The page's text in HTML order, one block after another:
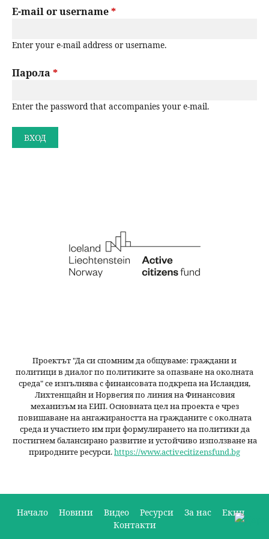
н
ю
с
е
н
r
m
a
y
E-mail or username*
Enter your e-mail address or username.
Парола *
Enter the password that accompanies your e-mail.
Проектът "Да си спомним даобщуваме: граждани и
политици в диалог по политиките за опазване на околната
среда" се изпълнява с финансовата подкрепа на Исландия,
Лихтенщайн и Норвегия по линия на Финансовия
механизъм на ЕИП. Основната цел на проекта е чрез
повишаване на ангажираността на гражданите с околната
среда и участието им при формулирането на политики да
постигнем балансирано развитие и устойчиво използване на
природните ресурси.https://www.activecitizensfund.bg
Начало Новини Видео Ресурси За нас
Екип
Контакти